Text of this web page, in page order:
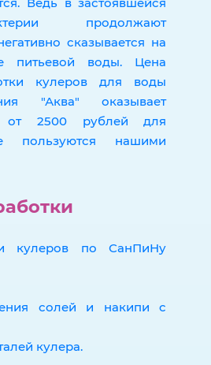
продолжают
сказывается на
питьевой воды. Цена
кулеров для воды
"Аква" оказывает
от 2500 рублей для
пользуются нашими
кулеров по СанПиНу
солей и накипи с
кулера.